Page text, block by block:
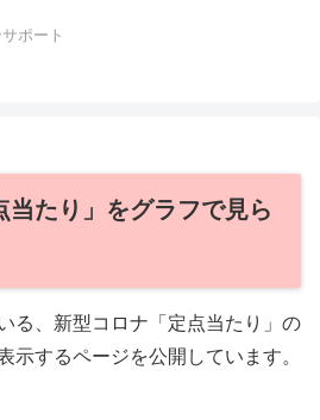
ポート
当たり」をグラフで見ら
る、新型コロナ「定点当たり」の
示するページを公開しています。